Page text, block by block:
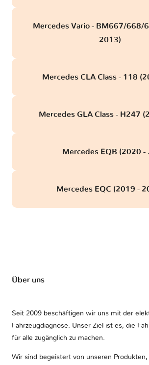
Mercedes Vario - BM667/668/
2013)
Mercedes CLA Class - 118
Mercedes GLA Class - H247
Mercedes EQB (2020 -
Mercedes EQC (2019 -
Über uns
Seit 2009 beschäftigen wir uns mit der
Fahrzeugdiagnose. Unser Ziel ist es, die
für alle zugänglich zu machen.
Wir sind begeistert von unseren